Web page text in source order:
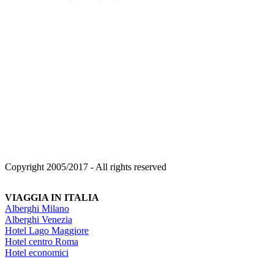
Copyright 2005/2017 - All rights reserved
VIAGGIA IN ITALIA
Alberghi Milano
Alberghi Venezia
Hotel Lago Maggiore
Hotel centro Roma
Hotel economici